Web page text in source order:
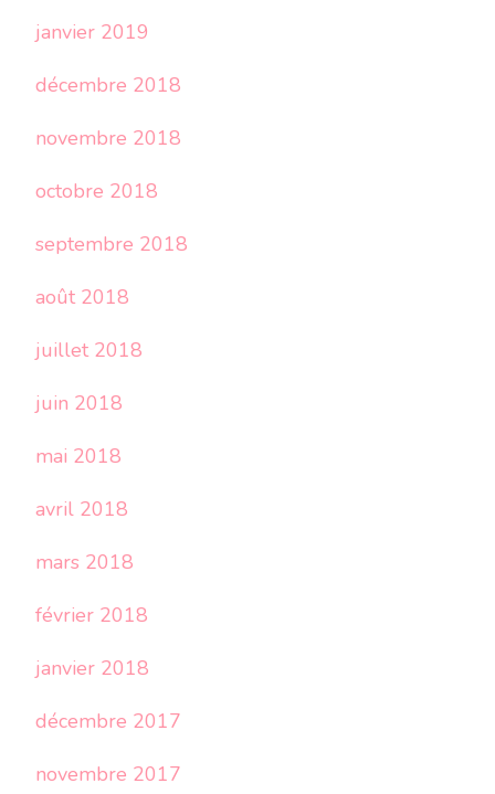
janvier 2019
décembre 2018
novembre 2018
octobre 2018
septembre 2018
août 2018
juillet 2018
juin 2018
mai 2018
avril 2018
mars 2018
février 2018
janvier 2018
décembre 2017
novembre 2017